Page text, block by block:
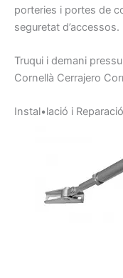
porteries i portes de
seguretat d’accessos.
Truqui i demani
Cornellà Cerrajero
Instal•lació i